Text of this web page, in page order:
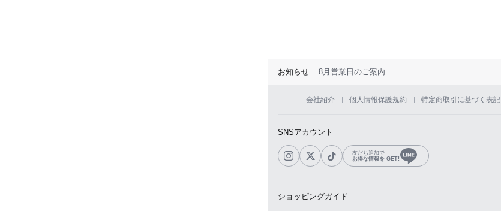
お知らせ 8月営業日のご案内
会社紹介 個人情報保護規約 特定商取引に基づく表記
SNSアカウント
友だち追加で
お得な情報を GET!
ショッピングガイド